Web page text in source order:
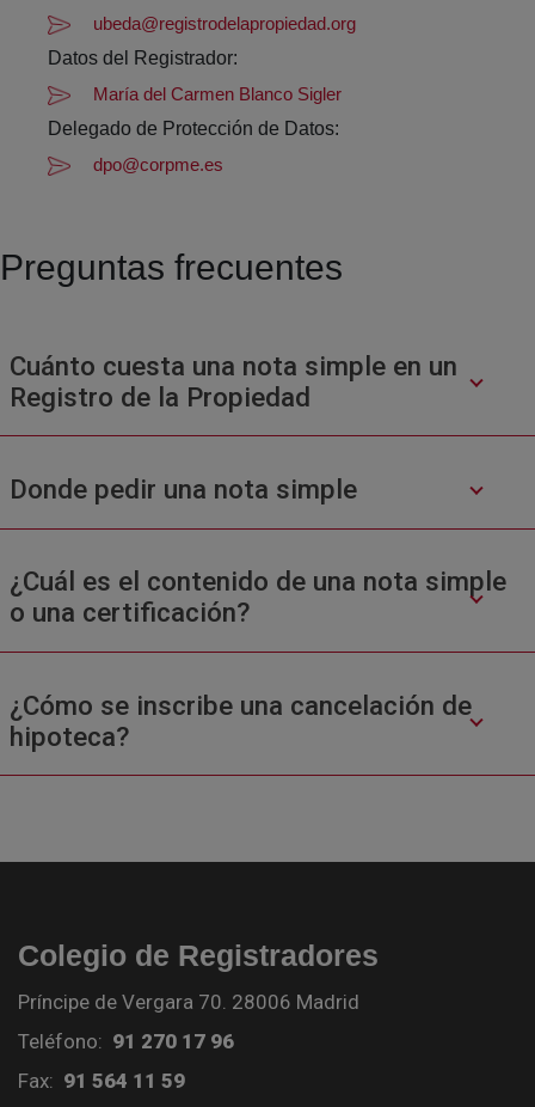
ubeda@registrodelapropiedad.org
Datos del Registrador:
María del Carmen Blanco Sigler
Delegado de Protección de Datos:
dpo@corpme.es
Preguntas frecuentes
Cuánto cuesta una nota simple en un
Registro de la Propiedad
Donde pedir una nota simple
¿Cuál es el contenido de una nota simple
o una certificación?
¿Cómo se inscribe una cancelación de
hipoteca?
Colegio de Registradores
Príncipe de Vergara 70. 28006 Madrid
Teléfono: 91 270 17 96
Fax: 91 564 11 59